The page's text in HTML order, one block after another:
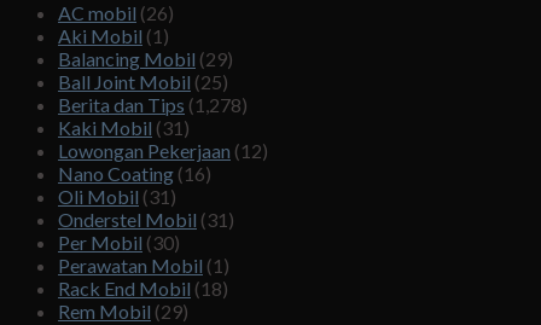
AC mobil (26)
Aki Mobil (1)
Balancing Mobil (29)
Ball Joint Mobil (25)
Berita dan Tips (1,278)
Kaki Mobil (31)
Lowongan Pekerjaan (12)
Nano Coating (16)
Oli Mobil (31)
Onderstel Mobil (31)
Per Mobil (30)
Perawatan Mobil (1)
Rack End Mobil (18)
Rem Mobil (29)